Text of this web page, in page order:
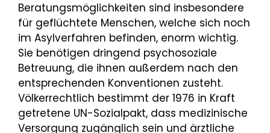
Beratungsmöglichkeiten sind insbesondere
für geflüchtete Menschen, welche sich noch
im Asylverfahren befinden, enorm wichtig.
Sie benötigen dringend psychosoziale
Betreuung, die ihnen außerdem nach den
entsprechenden Konventionen zusteht.
Völkerrechtlich bestimmt der 1976 in Kraft
getretene UN-Sozialpakt, dass medizinische
Versorgung zugänglich sein und ärztliche